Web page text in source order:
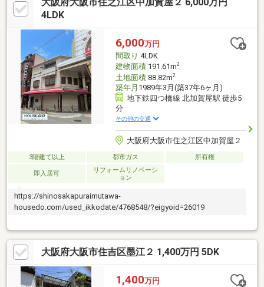
子様の通いやすい距離♪公園も近く、子育て世代の方にもおすす
め！その他、周辺には生活に便利な施設が充実♪ぜひ、一度ご覧に
さい！お気軽にお問合せください！
大阪府大阪市住之江区中加賀屋２ 6,000万円
4LDK
6,000万円
間取り 4LDK
建物面積191.61m2
土地面積88.82m2
築年月 1989年3月(築37年6ヶ月)
地下鉄四つ橋線 北加賀屋駅 徒歩5
分
その他の交通
大阪府大阪市住之江区中加賀屋２
3階建て以上 都市ガス 所有権
即入居可
リフォームリノベーシ
ョン
https://shinosakapuraimutawa-
housedo.com/used_ikkodate/4768548/?eigyoid=26019
大阪府大阪市住吉区墨江２ 1,400万円 5DK
1,400万円